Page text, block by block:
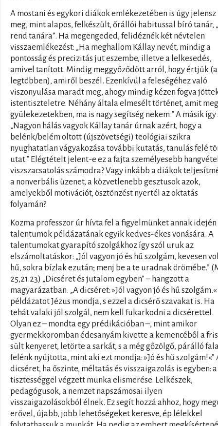
A mostani és egykori diákok emlékezetében is úgy jelensz
meg, mint alapos, felkészült, őrállói habitussal bíró tanár,
rend tanára”. Ha megengeded, felidéznék két névtelen
visszaemlékezést: „Ha meghallom Kállay nevét, mindig a
pontosság és precizitás jut eszembe, illetve a lelkesedés,
amivel tanított. Mindig meggyőződött arról, hogy értjük (a
legtöbben), amiről beszél. Ezenkívül a feleségéhez való
viszonyulása maradt meg, ahogy mindig kézen fogva
istentiszteletre. Néhány általa elmesélt történet, amit
gyülekezetekben, ma is nagy segítség nekem.” A másik így
„Nagyon hálás vagyok Kállay tanár úrnak azért, hogy a
belénk/belém oltott (újszövetségi) teológiai szikra
nyughatatlan vágyakozása további kutatás, tanulás felé
utat.” Elégtételt jelent-e ez a fajta személyesebb
viszszacsatolás számodra? Vagy inkább a diákok
a nonverbális üzenet, a közvetlenebb gesztusok azok,
amelyekből motivációt, ösztönzést nyertél az oktatás
folyamán?
Kozma professzor úr hívta fel a figyelmünket annak idején
talentumok példázatának egyik kedves-ékes vonására. A
talentumokat gyarapító szolgákhoz így szól uruk az
elszámoltatáskor: „Jól vagyon jó és hű szolgám, kevesen
hű, sokra bízlak ezután; menj be a te uradnak örömébe.”
25,21.23) „Dicséret és jutalom egyben” – hangzott a
magyarázatban. „A dicséret: »Jól vagyon jó és hű szolgám.«
példázatot Jézus mondja, s ezzel a dicsérő szavakat is. Ha
tehát valaki jól szolgál, nem kell fukarkodni a dicsérettel.
Olyan ez – mondta egy prédikációban –, mint amikor
gyermekkoromban édesanyám kivette a kemencéből a
sült kenyeret, letörte a sarkát, s a még gőzölgő, párálló
felénk nyújtotta, mint aki ezt mondja: »Jó és hű szolgám!«”
dicséret, ha őszinte, méltatás és visszaigazolás is egyben: a
tisztességgel végzett munka elismerése. Lelkészek,
pedagógusok, a nemzet napszámosai ilyen
visszaigazolásokból élnek. Ez segít hozzá ahhoz, hogy
erővel, újabb, jobb lehetőségeket keresve, ép lélekkel